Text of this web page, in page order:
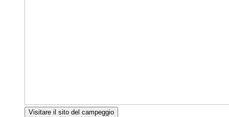
Visitare il sito del campeggio